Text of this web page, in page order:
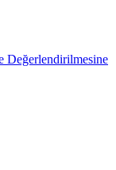
Değerlendirilmesine